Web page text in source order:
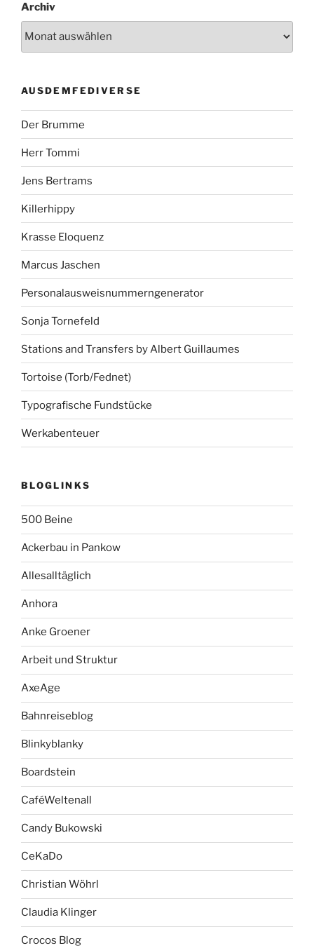
Archiv
AUSDEMFEDIVERSE
Der Brumme
Herr Tommi
Jens Bertrams
Killerhippy
Krasse Eloquenz
Marcus Jaschen
Personalausweisnummerngenerator
Sonja Tornefeld
Stations and Transfers by Albert Guillaumes
Tortoise (Torb/Fednet)
Typografische Fundstücke
Werkabenteuer
BLOGLINKS
500 Beine
Ackerbau in Pankow
Allesalltäglich
Anhora
Anke Groener
Arbeit und Struktur
AxeAge
Bahnreiseblog
Blinkyblanky
Boardstein
CaféWeltenall
Candy Bukowski
CeKaDo
Christian Wöhrl
Claudia Klinger
Crocos Blog